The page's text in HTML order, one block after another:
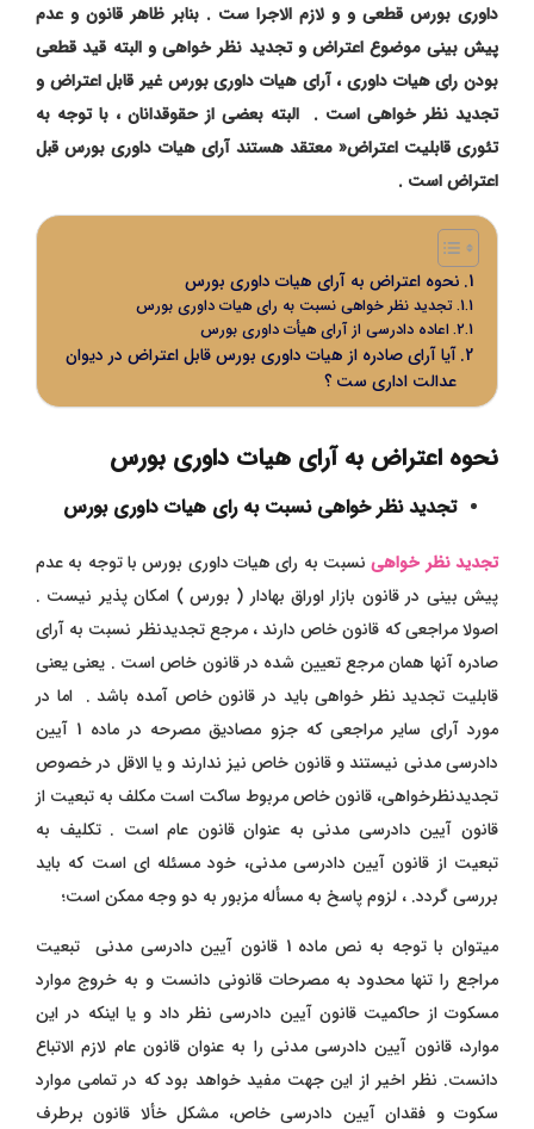
داوری بورس قطعی و و لازم الاجرا ست . بنابر ظاهر قانون و عدم
پیش بینی موضوع اعتراض و تجدید نظر خواهی و البته قید قطعی
بودن رای هیات داوری ، آرای هیات داوری بورس غیر قابل اعتراض و
تجدید نظر خواهی است . البته بعضی از حقوقدانان ، با توجه به
تئوری قابلیت اعتراض« معتقد هستند آرای هیات داوری بورس قبل
اعتراض است .
نحوه اعتراض به آرای هیات داوری بورس
تجدید نظر خواهی نسبت به رای هیات داوری بورس
اعاده دادرسی از آرای هیأت داوری بورس
آیا آرای صادره از هیات داوری بورس قابل اعتراض در دیوان
عدالت اداری ست ؟
نحوه اعتراض به آرای هیات داوری بورس
تجدید نظر خواهی نسبت به رای هیات داوری بورس
تجدید نظر خواهینسبت به رای هیات داوری بورس با توجه به عدم
پیش بینی در قانون بازار اوراق بهادار ( بورس ) امکان پذیر نیست .
اصولا مراجعی که قانون خاص دارند ، مرجع تجدیدنظر نسبت به آرای
صادره آنها همان مرجع تعیین شده در قانون خاص است . یعنی یعنی
قابلیت تجدید نظر خواهی باید در قانون خاص آمده باشد . اما در
مورد آرای سایر مراجعی که جزو مصادیق مصرحه در ماده 1 آیین
دادرسی مدنی نیستند و قانون خاص نیز ندارند و یا الاقل در خصوص
تجدیدنظرخواهی، قانون خاص مربوط ساکت است مکلف به تبعیت از
قانون آیین دادرسی مدنی به عنوان قانون عام است . تکلیف به
تبعیت از قانون آیین دادرسی مدنی، خود مسئله ای است که باید
بررسی گردد. ، لزوم پاسخ به مسأله مزبور به دو وجه ممکن است؛
میتوان با توجه به نص ماده 1 قانون آیین دادرسی مدنی تبعیت
مراجع را تنها محدود به مصرحات قانونی دانست و به خروج موارد
مسکوت از حاکمیت قانون آیین دادرسی نظر داد و یا اینکه در این
موارد، قانون آیین دادرسی مدنی را به عنوان قانون عام لازم الاتباع
دانست. نظر اخیر از این جهت مفید خواهد بود که در تمامی موارد
سکوت و فقدان آیین دادرسی خاص، مشکل خألا قانون برطرف